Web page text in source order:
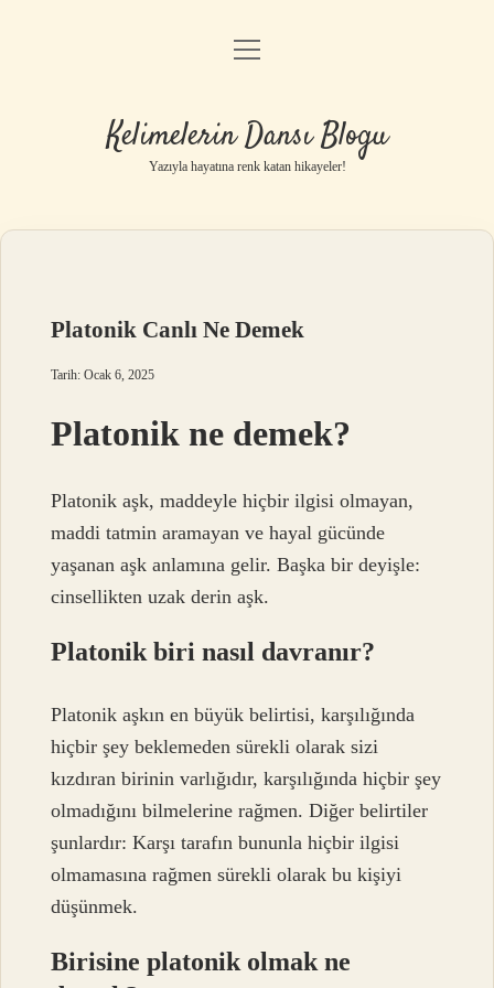
Anasayfa
Yasal Uyarı
menüyü
Kelimelerin Dansı Blogu
Yazıyla hayatına renk katan hikayeler!
Platonik Canlı Ne Demek
Tarih: Ocak 6, 2025
Platonik ne demek?
Platonik aşk, maddeyle hiçbir ilgisi olmayan,
maddi tatmin aramayan ve hayal gücünde
yaşanan aşk anlamına gelir. Başka bir deyişle:
cinsellikten uzak derin aşk.
Platonik biri nasıl davranır?
Platonik aşkın en büyük belirtisi, karşılığında
hiçbir şey beklemeden sürekli olarak sizi
kızdıran birinin varlığıdır, karşılığında hiçbir şey
olmadığını bilmelerine rağmen. Diğer belirtiler
şunlardır: Karşı tarafın bununla hiçbir ilgisi
olmamasına rağmen sürekli olarak bu kişiyi
düşünmek.
Birisine platonik olmak ne